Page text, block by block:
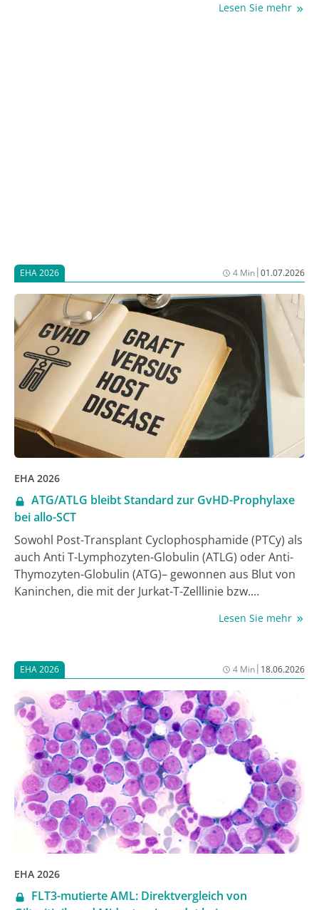
als auch bei jenen, die Transplantations-ungeeignet
Lesen Sie mehr
EHA 2026 4 Min|01.07.2026
EHA 2026
ATG/ATLG bleibt Standard zur GvHD-Prophylaxe
bei allo-SCT
Sowohl Post-Transplant Cyclophosphamide (PTCy) als
auch Anti T-Lymphozyten-Globulin (ATLG) oder Anti-
Thymozyten-Globulin (ATG)– gewonnen aus Blut von
Kaninchen, die mit der Jurkat-T-Zelllinie bzw.
im Kontext einer allogenen Stammzelltransplantation
Erkrankung (GvHD) bei HLA-kompatiblen nicht-
verwandten oder verwandten Spender:innen
eingesetzt. Erstmals wurden nun beide Strategien in
einer großen Phase-III-Studie mit Nicht-
Unterlegenheits-Design direkt miteinander
verglichen, und zwar im Hinblick auf
Überlebensparameter und ihre Fähigkeit, der GvHD
vorzubeugen. Prof. Johannes Schetelig von der
Bereichsleitung Stammzelltransplantation des
Universitätsklinikums Carl Gustav Carus in Dresden,
stellte die Daten, die mit ATG/ATLG einen Sieger
hervorbrachten, beim Jahreskongress der European
Lesen Sie mehr
EHA 2026 4 Min| 18.06.2026
EHA 2026
FLT3-mutierte AML: Direktvergleich von